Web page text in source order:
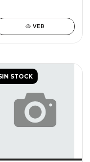
VER
STOCK